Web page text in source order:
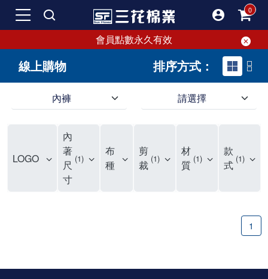
會員點數永久有效
線上購物 排序方式：
內褲 請選擇
LOGO
內
著
尺
寸
1
布
種
剪
裁 1
材
質 1
款
式 1
1